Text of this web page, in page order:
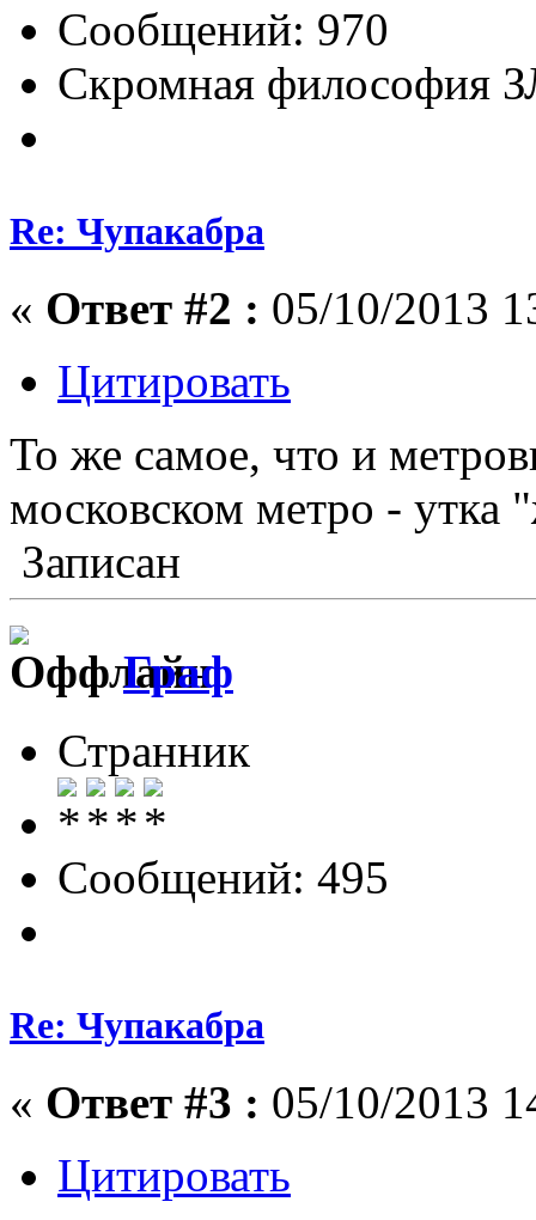
Сообщений: 970
Скромная философия
Re: Чупакабра
« Ответ #2 : 05/10/2013
Цитировать
То же самое, что и
московском метро - утка
Записан
Граф
Странник
Сообщений: 495
Re: Чупакабра
« Ответ #3 : 05/10/2013
Цитировать